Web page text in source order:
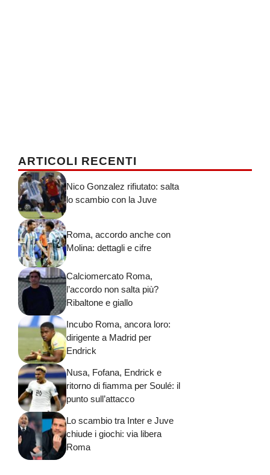
ARTICOLI RECENTI
Nico Gonzalez rifiutato: salta
lo scambio con la Juve
Roma, accordo anche con
Molina: dettagli e cifre
Calciomercato Roma,
l’accordo non salta più?
Ribaltone e giallo
Incubo Roma, ancora loro:
dirigente a Madrid per
Endrick
Nusa, Fofana, Endrick e
ritorno di fiamma per Soulé: il
punto sull’attacco
Lo scambio tra Inter e Juve
chiude i giochi: via libera
Roma